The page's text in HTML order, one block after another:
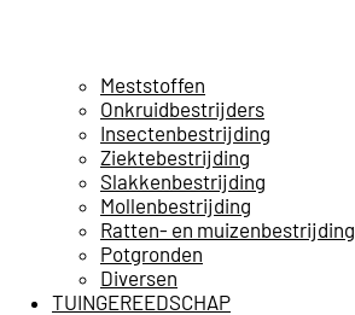
Meststoffen
Onkruidbestrijders
Insectenbestrijding
Ziektebestrijding
Slakkenbestrijding
Mollenbestrijding
Ratten- en muizenbestrijding
Potgronden
Diversen
TUINGEREEDSCHAP